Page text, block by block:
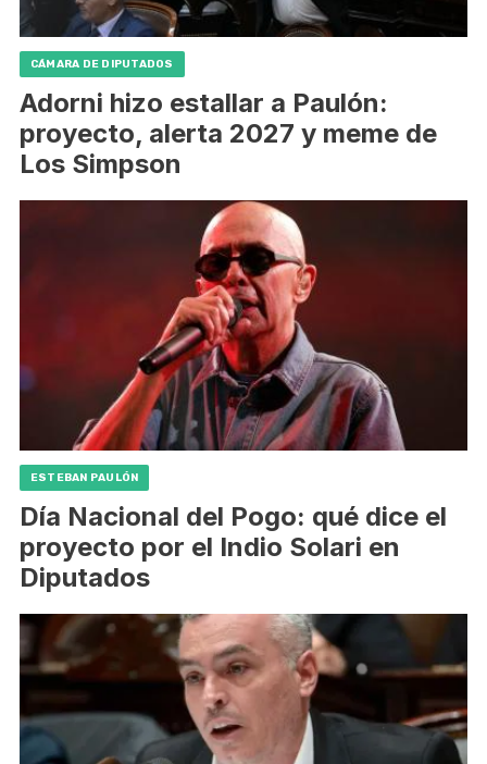
CÁMARA DE DIPUTADOS
Adorni hizo estallar a Paulón:
proyecto, alerta 2027 y meme de
Los Simpson
ESTEBAN PAULÓN
Día Nacional del Pogo: qué dice el
proyecto por el Indio Solari en
Diputados